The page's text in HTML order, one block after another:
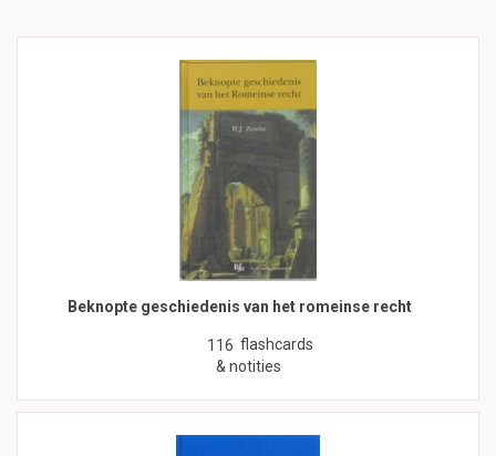
Beknopte geschiedenis van het romeinse recht
116 flashcards
& notities